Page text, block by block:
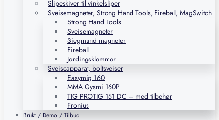
Slipeskiver til vinkelsliper
Sveisemagneter, Strong Hand Tools, Fireball, MagSwitch
Strong Hand Tools
Sveisemagneter
Siegmund magneter
Fireball
Jordingsklemmer
Sveiseapparat, boltsveiser
Easymig 160
MMA Gysmi 160P
TIG PROTIG 161 DC – med tilbehør
Fronius
Brukt / Demo / Tilbud